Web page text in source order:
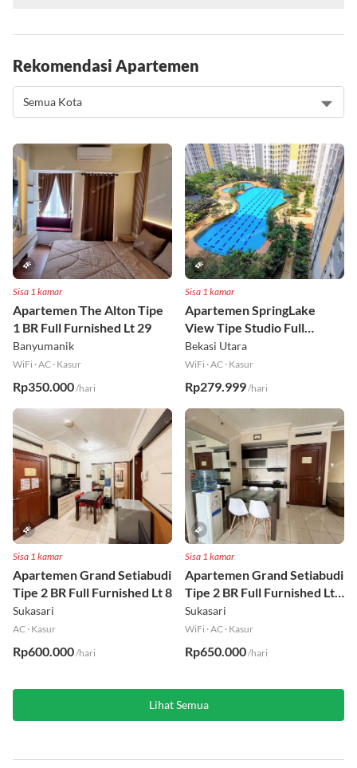
Rekomendasi Apartemen
Sisa 1 kamar
Apartemen The Alton Tipe
1 BR Full Furnished Lt 29
Banyumanik
WiFi ·AC · Kasur
Rp350.000/hari
Sisa 1 kamar
Apartemen SpringLake
View Tipe Studio Full
Furnished Lt 2
Bekasi Utara
WiFi ·AC · Kasur
Rp279.999/hari
Sisa 1 kamar
Apartemen Grand Setiabudi
Tipe 2 BR Full Furnished Lt 8
Sukasari
AC · Kasur
Rp600.000/hari
Sisa 1 kamar
Apartemen Grand Setiabudi
Tipe 2 BR Full Furnished Lt
19
Sukasari
WiFi ·AC · Kasur
Rp650.000/hari
Lihat Semua